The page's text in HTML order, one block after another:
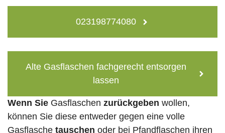
023198774080
Alte Gasflaschen fachgerecht entsorgen
lassen
Wenn Sie Gasflaschen zurückgeben wollen,
können Sie diese entweder gegen eine volle
Gasflasche tauschen oder bei Pfandflaschen ihren